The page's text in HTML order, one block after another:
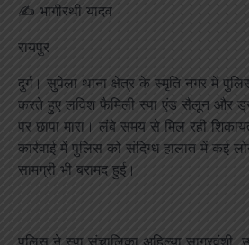
✍️ भागीरथी यादव
रायपुर
दुर्ग। सुपेला थाना क्षेत्र के स्मृति नगर में
करते हुए लविश फैमिली स्पा एंड सैलून और
पर छापा मारा। लंबे समय से मिल रही
कार्रवाई में पुलिस को संदिग्ध हालात में कई
सामग्री भी बरामद हुई।
पुलिस ने स्पा संचालिका अहिल्या सागरवंशी,